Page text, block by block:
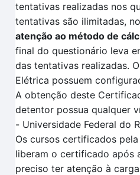
tentativas realizadas nos
tentativas são ilimitadas,
atenção ao método de
final do questionário leva
das tentativas realizadas. O
Elétrica possuem
A obtenção deste
detentor possua qualquer
- Universidade Federal do
Os cursos certificados
liberam o certificado após
preciso ter atenção à